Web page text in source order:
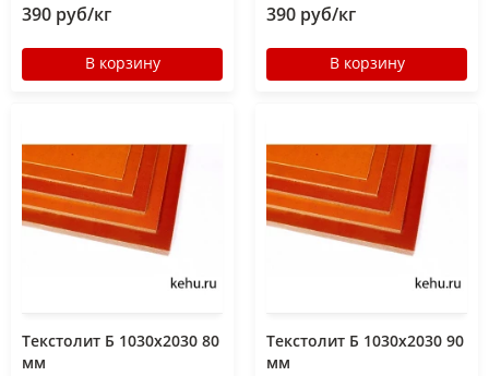
390 руб/кг
В корзину
390 руб/кг
В корзину
Текстолит Б 1030х2030 80
мм
Текстолит Б 1030х2030 90
мм